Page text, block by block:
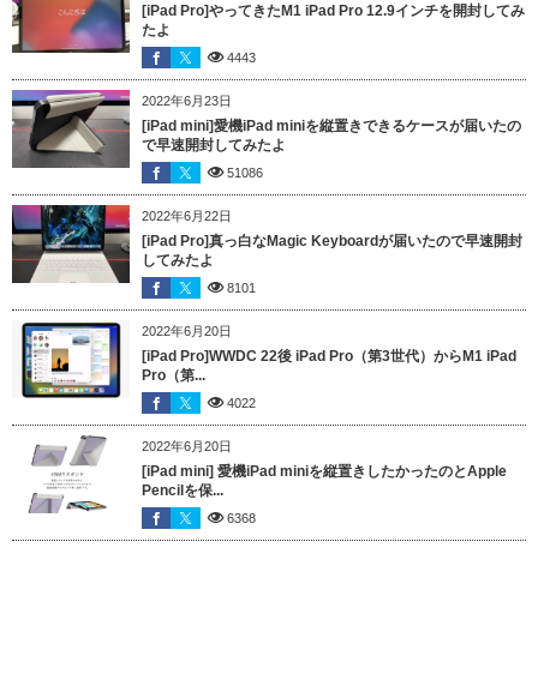
[iPad Pro]やってきたM1 iPad Pro 12.9インチを開封してみ
たよ
4443
2022年6月23日
[iPad mini]愛機iPad miniを縦置きできるケースが届いたの
で早速開封してみたよ
51086
2022年6月22日
[iPad Pro]真っ白なMagic Keyboardが届いたので早速開封
してみたよ
8101
2022年6月20日
[iPad Pro]WWDC 22後 iPad Pro（第3世代）からM1 iPad
Pro（第...
4022
2022年6月20日
[iPad mini] 愛機iPad miniを縦置きしたかったのとApple
Pencilを保...
6368